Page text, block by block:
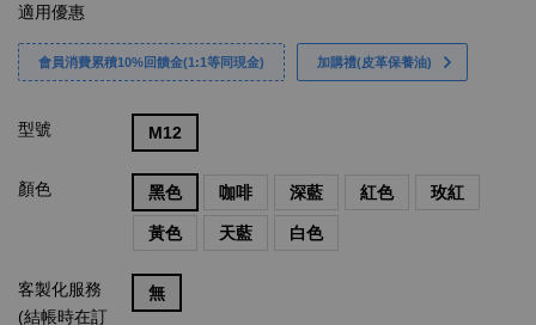
適用優惠
會員消費累積10%回饋金(1:1等同現金) 加購禮(皮革保養油)
型號 M12
顏色 黑色 咖啡 深藍 紅色 玫紅
黃色 天藍 白色
客製化服務
(結帳時在訂
無